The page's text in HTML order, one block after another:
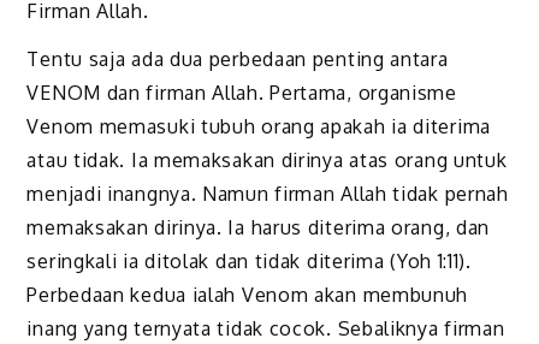
Firman Allah.
Tentu saja ada dua perbedaan penting antara
VENOM dan firman Allah. Pertama, organisme
Venom memasuki tubuh orang apakah ia diterima
atau tidak. Ia memaksakan dirinya atas orang untuk
menjadi inangnya. Namun firman Allah tidak pernah
memaksakan dirinya. Ia harus diterima orang, dan
seringkali ia ditolak dan tidak diterima (Yoh 1:11).
Perbedaan kedua ialah Venom akan membunuh
inang yang ternyata tidak cocok. Sebaliknya firman